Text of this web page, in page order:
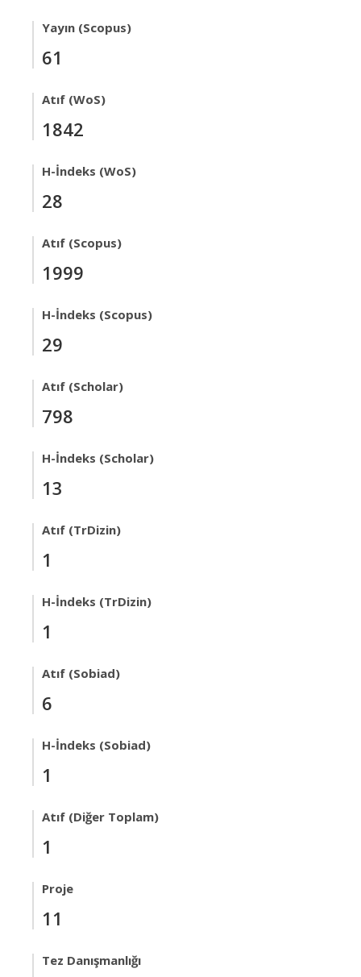
Yayın (Scopus)
61
Atıf (WoS)
1842
H-İndeks (WoS)
28
Atıf (Scopus)
1999
H-İndeks (Scopus)
29
Atıf (Scholar)
798
H-İndeks (Scholar)
13
Atıf (TrDizin)
1
H-İndeks (TrDizin)
1
Atıf (Sobiad)
6
H-İndeks (Sobiad)
1
Atıf (Diğer Toplam)
1
Proje
11
Tez Danışmanlığı